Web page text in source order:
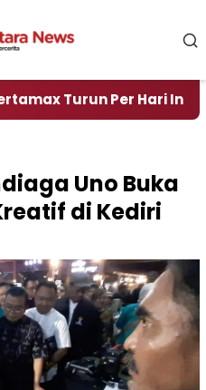
Per Hari Ini, Segini
Uno Buka
di Kediri